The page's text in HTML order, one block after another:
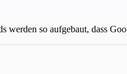
werden so aufgebaut, dass